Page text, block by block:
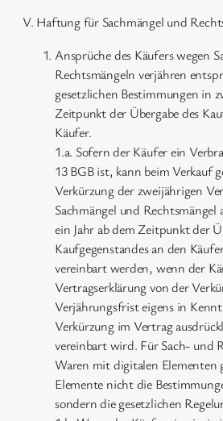
V. Haftung für Sachmängel und
Ansprüche des Käufers wegen
Rechtsmängeln verjähren
gesetzlichen Bestimmungen in
Zeitpunkt der Übergabe des
Käufer.
1.a. Sofern der Käufer ein
13 BGB ist, kann beim Verkauf
Verkürzung der zweijährigen
Sachmängel und
ein Jahr ab dem Zeitpunkt der
Kaufgegenstandes an den
vereinbart werden, wenn der
Vertragserklärung von der
Verjährungsfrist eigens in
Verkürzung im Vertrag
vereinbart wird. Für Sach- und
Waren mit digitalen Elementen
Elemente nicht die
sondern die gesetzlichen